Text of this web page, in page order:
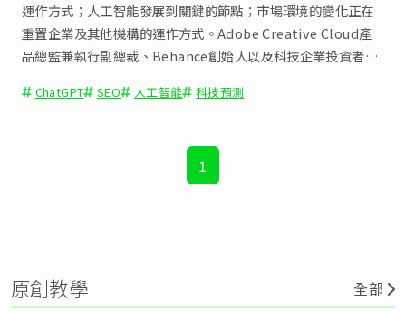
運作方式；人工智能發展到關鍵的節點；市場環境的變化正在
重置企業及其他機構的運作方式。Adobe Creative Cloud產
品總監兼執行副總裁、Behance創始人以及科技企業投資者
ChatGPT SEO 人工智能 科技預測
1
原創教學 全部